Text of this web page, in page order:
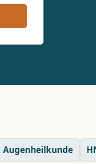
Augenheilkunde